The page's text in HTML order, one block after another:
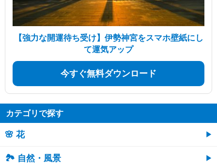
【強力な開運待ち受け】伊勢神宮をスマホ壁紙にし
て運気アップ
今すぐ無料ダウンロード
カテゴリで探す
🌸 花
🏞️ 自然・風景